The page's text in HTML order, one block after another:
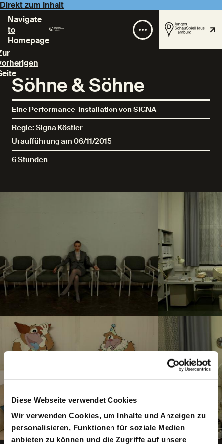
Diese Webseite verwendet Cookies
Wir verwenden Cookies, um Inhalte und Anzeigen zu
personalisieren, Funktionen für soziale Medien
anbieten zu können und die Zugriffe auf unsere
Direkt zum Inhalt
Navigate
to
Homepage
Söhne & Söhne
Eine Performance-Installation von SIGNA
Regie: Signa Köstler
Uraufführung am 06/11/2015
6 Stunden